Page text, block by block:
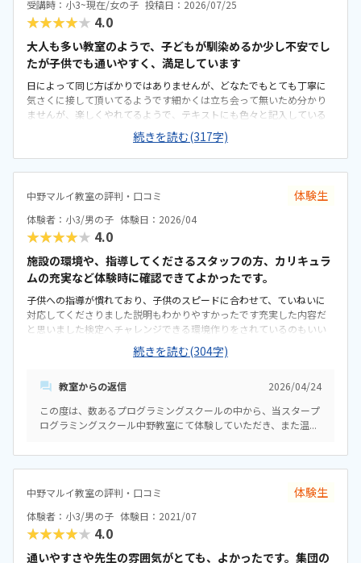
受講時：小3~現在/女の子 投稿日：2026/07/25
★★★★★ 4.0
大人も多い教室のようで、子どもが馴染めるか少し不安でし
たが子供でも通いやすく、満足しています
日によって同じ方ばかりではありませんが、どなたでもとても丁寧に
気さくに接して頂いてるようです細かくは立ち会って無いため分かり
ませんが、楽しくやれてるようで、テキストにも色々と記入している
ので確実に進んでる様子が分かります。場所は駅からも近く商業施設
内のため、お迎えが遅れても暑い外で待たせなくていいので安心で
す。大人の方も多く通われてる教室ですが、教室内は清潔感があり、
雰囲気もよい教室で安心して通わされます。他の教室の金額をあまり
ちょうどいい金額だと思います初めは不安がってましたが、すぐに慣
れたよです。親切に接して下さっているのが伝わります特にありませ
ん特にありません
続きを読む(317字)
中野マルイ教室の評判・口コミ 体験生
体験者：小3/男の子 体験日：2026/04
★★★★★ 4.0
施設の環境や、指導してくださるスタッフの方、カリキュラ
ムの充実など体験時に確認できてよかったです。
子供への指導が慣れており、子供のスピードに合わせて、ていねいに
対応してくださりました説明もわかりやすかったです充実した内容だ
と思いました検定へチャレンジできる環境作りをされているのもいい
なぁと感じました駅からも近いショッピング施設の中にあるので、場
所は通いやすいと思いますし、安心できる環境だと思います教室内の
ませんでした。が教室全体の広さは狭い印象を受けました他の施設の
想定内の金額だと思いました生徒と指導してくださる方との距離が近
いと感じました。いつでも質問できる環境に感じました
続きを読む(304字)
教室からの返信
2026/04/24
この度は、数あるプログラミングスクールの中から、当スタープ
ログラミングスクール中野教室にて体験していただき、また温...
中野マルイ教室の評判・口コミ 体験生
体験者：小3/男の子 体験日：2021/07
★★★★★ 4.0
通いやすさや先生の雰囲気がとても、よかったです。集団の